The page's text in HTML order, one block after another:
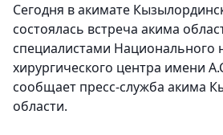
Сегодня в акимате
состоялась встреча акима
специалистами Национального
хирургического центра имени
сообщает пресс-служба акима
области.